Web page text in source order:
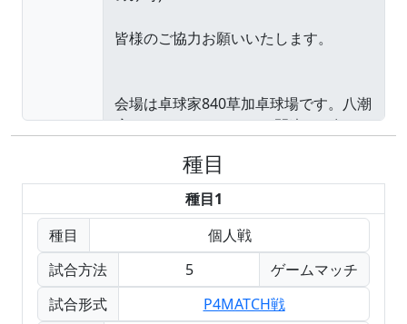
種目
種目1
種目
個人戦
試合方法
5
ゲームマッチ
試合形式
P4MATCH戦